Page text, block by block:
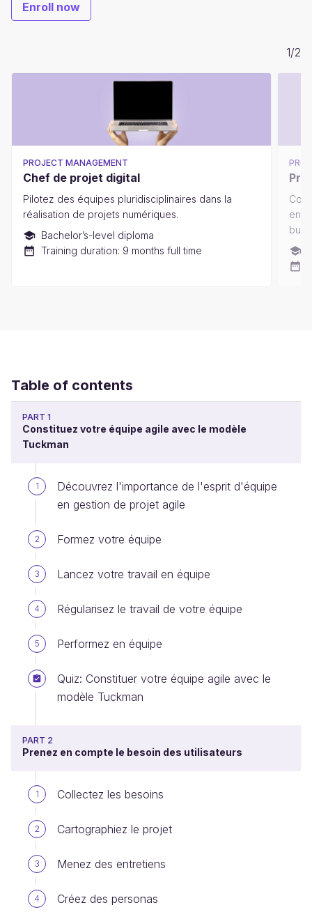
Enroll now
1/2
PROJECT MANAGEMENT
Chef de projet digital
Pilotez des équipes pluridisciplinaires dans la
réalisation de projets numériques.
Bachelor’s-level diploma
Training duration: 9 months full time
en
Table of contents
PART 1
Constituez votre équipe agile avec le modèle
Tuckman
1
Découvrez l'importance de l'esprit d'équipe
en gestion de projet agile
2 Formez votre équipe
3 Lancez votre travail en équipe
4 Régularisez le travail de votre équipe
5 Performez en équipe
Quiz: Constituer votre équipe agile avec le
modèle Tuckman
PART 2
Prenez en compte le besoin des utilisateurs
1 Collectez les besoins
2 Cartographiez le projet
3 Menez des entretiens
4 Créez des personas